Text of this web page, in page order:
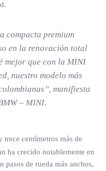
compacta premium
en la renovación total
mejor que con la MINI
nuestro modelo más
manifiesta
– MINI.
trece centímetros más de
ha crecido notablemente en
pasos de rueda más anchos,